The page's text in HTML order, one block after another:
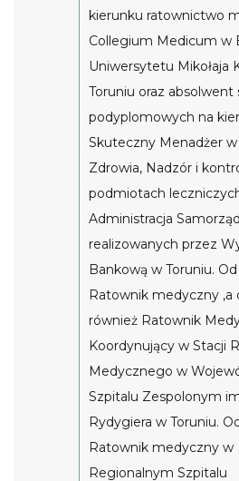
kierunku ratownictwo
Collegium Medicum w
Uniwersytetu Mikołaja
Toruniu oraz absolwent
podyplomowych na
Skuteczny Menadżer w
Zdrowia, Nadzór i
podmiotach
Administracja
realizowanych przez
Bankową w Toruniu.
Ratownik medyczny ,a
również Ratownik
Koordynujący w Stacji
Medycznego w
Szpitalu Zespolonym
Rydygiera w Toruniu.
Ratownik medyczny w
Regionalnym Szpitalu